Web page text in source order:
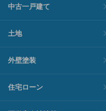
中古一戸建て
土地
外壁塗装
住宅ローン